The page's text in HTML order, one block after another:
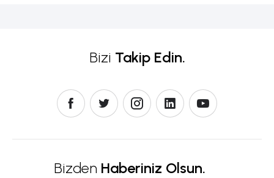
Bizi Takip Edin.
Bizden Haberiniz Olsun.